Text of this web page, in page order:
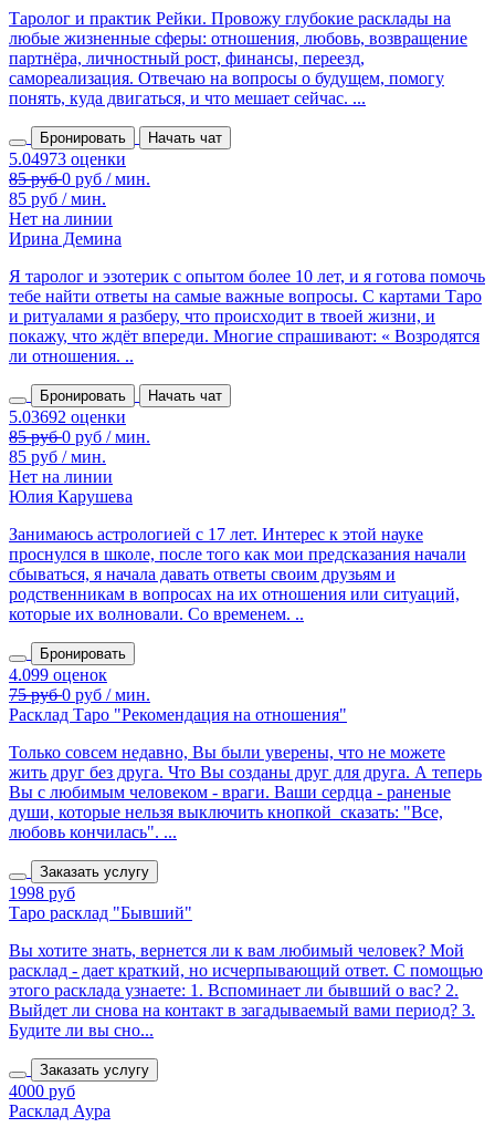
Таролог и практик Рейки. Провожу глубокие расклады на
любые жизненные сферы: отношения, любовь, возвращение
партнёра, личностный рост, финансы, переезд,
самореализация. Отвечаю на вопросы о будущем, помогу
понять, куда двигаться, и что мешает сейчас. ...
Бронировать Начать чат
85 руб / мин.
Нет на линии
Ирина Демина
Я таролог и эзотерик с опытом более 10 лет, и я готова помочь
тебе найти ответы на самые важные вопросы. С картами Таро
и ритуалами я разберу, что происходит в твоей жизни, и
покажу, что ждёт впереди. Многие спрашивают: « Возродятся
ли отношения. ..
Бронировать Начать чат
85 руб / мин.
Нет на линии
Юлия Карушева
Занимаюсь астрологией с 17 лет. Интерес к этой науке
проснулся в школе, после того как мои предсказания начали
сбываться, я начала давать ответы своим друзьям и
родственникам в вопросах на их отношения или ситуаций,
которые их волновали. Со временем. ..
Бронировать
Расклад Таро "Рекомендация на отношения"
Только совсем недавно, Вы были уверены, что не можете
жить друг без друга. Что Вы созданы друг для друга. А теперь
Вы с любимым человеком - враги. Ваши сердца - раненые
души, которые нельзя выключить кнопкой сказать: "Все,
любовь кончилась". ...
Заказать услугу
1998 руб
Таро расклад "Бывший"
Вы хотите знать, вернется ли к вам любимый человек? Мой
расклад - дает краткий, но исчерпывающий ответ. С помощью
этого расклада узнаете: 1. Вспоминает ли бывший о вас? 2.
Выйдет ли снова на контакт в загадываемый вами период? 3.
Будите ли вы сно...
Заказать услугу
4000 руб
Расклад Аура